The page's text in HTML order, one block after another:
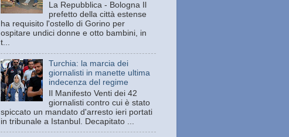
La Repubblica - Bologna Il
prefetto della città estense
ha requisito l'ostello di Gorino per
ospitare undici donne e otto bambini, in
t...
Turchia: la marcia dei
giornalisti in manette ultima
indecenza del regime
Il Manifesto Venti dei 42
giornalisti contro cui è stato
spiccato un mandato d'arresto ieri portati
in tribunale a Istanbul. Decapitato ...